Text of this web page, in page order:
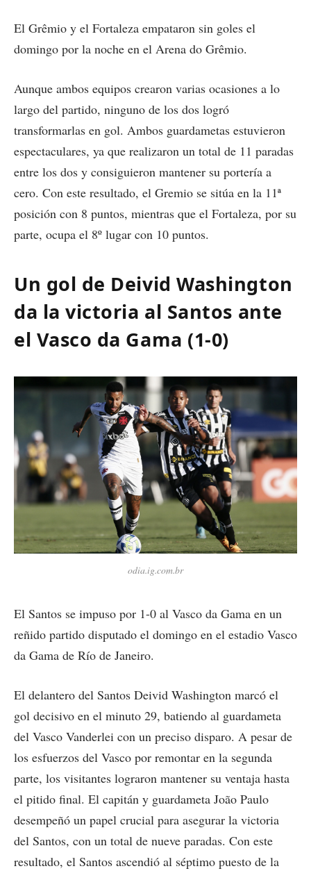
El Grêmio y el Fortaleza empataron sin goles el
domingo por la noche en el Arena do Grêmio.
Aunque ambos equipos crearon varias ocasiones a lo
largo del partido, ninguno de los dos logró
transformarlas en gol. Ambos guardametas estuvieron
espectaculares, ya que realizaron un total de 11 paradas
entre los dos y consiguieron mantener su portería a
cero. Con este resultado, el Gremio se sitúa en la 11ª
posición con 8 puntos, mientras que el Fortaleza, por su
parte, ocupa el 8º lugar con 10 puntos.
Un gol de Deivid Washington
da la victoria al Santos ante
el Vasco da Gama (1-0)
odia.ig.com.br
El Santos se impuso por 1-0 al Vasco da Gama en un
reñido partido disputado el domingo en el estadio Vasco
da Gama de Río de Janeiro.
El delantero del Santos Deivid Washington marcó el
gol decisivo en el minuto 29, batiendo al guardameta
del Vasco Vanderlei con un preciso disparo. A pesar de
los esfuerzos del Vasco por remontar en la segunda
parte, los visitantes lograron mantener su ventaja hasta
el pitido final. El capitán y guardameta João Paulo
desempeñó un papel crucial para asegurar la victoria
del Santos, con un total de nueve paradas. Con este
resultado, el Santos ascendió al séptimo puesto de la